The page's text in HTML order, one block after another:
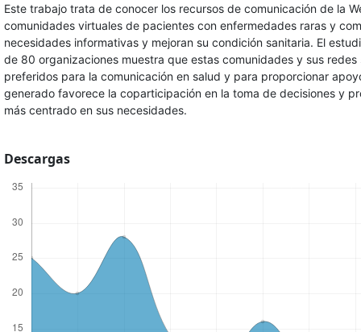
Este trabajo trata de conocer los recursos de comunicación de la
comunidades virtuales de pacientes con enfermedades raras y
necesidades informativas y mejoran su condición sanitaria. El
de 80 organizaciones muestra que estas comunidades y sus
preferidos para la comunicación en salud y para proporcionar
generado favorece la coparticipación en la toma de decisiones y
más centrado en sus necesidades.
Descargas